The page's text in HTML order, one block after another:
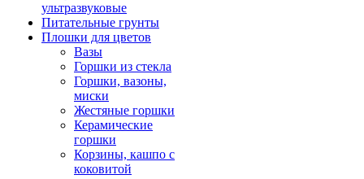
ультразвуковые
Питательные грунты
Плошки для цветов
Вазы
Горшки из стекла
Горшки, вазоны,
миски
Жестяные горшки
Керамические
горшки
Корзины, кашпо с
коковитой